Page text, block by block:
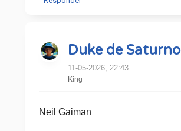
Duke de Saturno
11-05-2026, 22:43
King
Neil Gaiman